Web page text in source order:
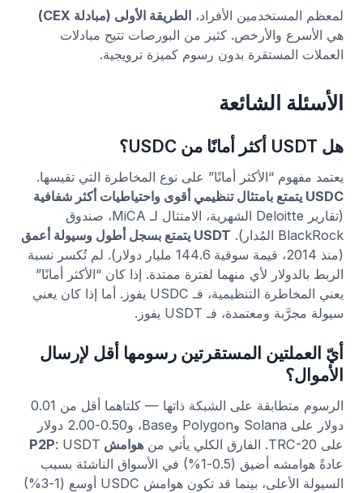
لمعظم المستخدمين الأفراد، الطريقة الأولى (مبادلة CEX)
هي الأسرع والأرخص. كثير من البورصات تتيح مبادلات
العملات المستقرة بدون رسوم كميزة ترويجية.
الأسئلة الشائعة
هل USDT أكثر أمانًا من USDC؟
يعتمد مفهوم “الأكثر أمانًا” على نوع المخاطرة التي تقيسها.
USDC يتمتع بامتثال تنظيمي أقوى واحتياطيات أكثر شفافية
(تقارير Deloitte الشهرية، الامتثال لـ MiCA، صندوق
BlackRock المُدار).
USDT يتمتع بسجل أطول وسيولة أعمق
(منذ 2014، قيمة سوقية 144.6 مليار دولار). لم تُكسر نسبة
الربط بالدولار لأي منهما لفترة ممتدة. إذا كان “الأكثر أمانًا”
يعني المخاطرة التنظيمية، فـ USDC يفوز. أما إذا كان يعني
سيولة مجرَّبة ومعتمدة، فـ USDT يفوز.
أيّ العملتين المستقرتين رسومها أقل لإرسال
الأموال؟
الرسوم متطابقة على الشبكة ذاتها — كلتاهما أقل من 0.01
دولار على Solana وPolygon وBase، و0.50-2.00 دولار
على TRC-20. الفارق الكلي يأتي من
هوامش P2P : USDT
عادةً هوامشه أضيق (0.5-1%) في الأسواق الناشئة بسبب
السيولة الأعلى، بينما قد تكون هوامش USDC أوسع (1-3%)